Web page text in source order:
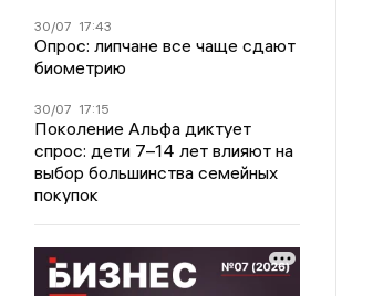
30/07 17:43
Опрос: липчане все чаще сдают
биометрию
30/07 17:15
Поколение Альфа диктует
спрос: дети 7–14 лет влияют на
выбор большинства семейных
покупок